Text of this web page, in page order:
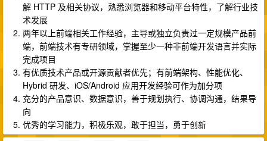
解 HTTP 及相关协议，熟悉浏览器和移动平台特性，了解行业技
术发展
两年以上前端相关工作经验，主导或独立负责过一定规模产品前
端，前端技术有专研领域，掌握至少一种非前端开发语言并实际
完成项目
有优质技术产品或开源贡献者优先；有前端架构、性能优化、
Hybrid 研发、iOS/Android 应用开发经验可作为加分项
充分的产品意识、数据意识，善于规划执行、协调沟通，结果导
向
优秀的学习能力，积极乐观，敢于担当，勇于创新